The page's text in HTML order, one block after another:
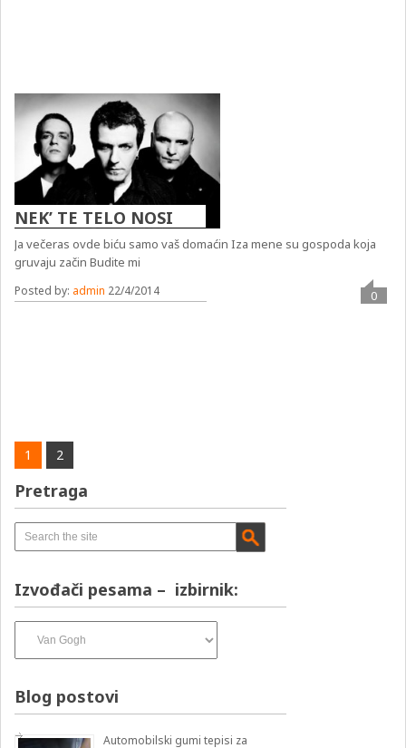
NEK’ TE TELO NOSI
Ja večeras ovde biću samo vaš domaćin Iza mene su gospoda koja
gruvaju začin Budite mi
Posted by: admin 22/4/2014 0
1 2
Pretraga
Izvođači pesama – izbirnik:
pesama
Blog postovi
Automobilski gumi tepisi za